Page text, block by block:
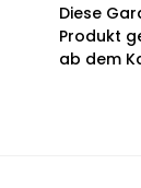
Diese
Produkt
ab dem